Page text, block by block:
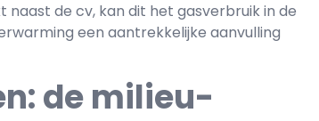
de cv, kan dit het gasverbruik in de
een aantrekkelijke aanvulling
de milieu-